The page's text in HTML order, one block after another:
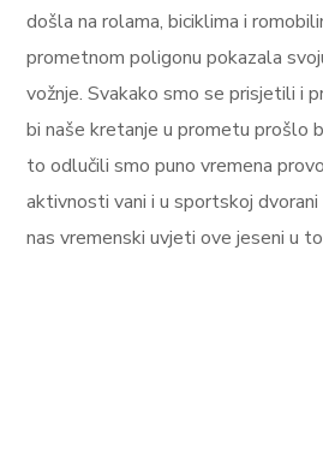
došla na rolama, biciklima i
prometnom poligonu pokazala
vožnje. Svakako smo se prisjetili i
bi naše kretanje u prometu prošlo
to odlučili smo puno vremena
aktivnosti vani i u sportskoj
nas vremenski uvjeti ove jeseni u